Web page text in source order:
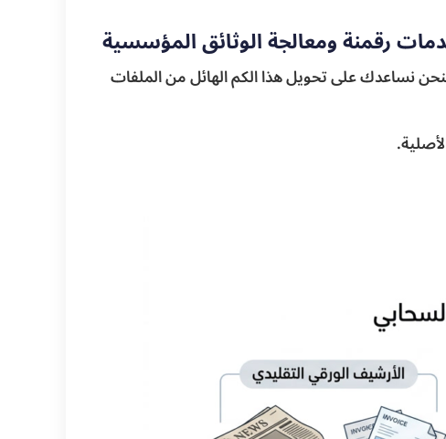
رقمنة ومعالجة الوثائق المؤسسية
نساعدك على تحويل هذا الكم الهائل من الملفات